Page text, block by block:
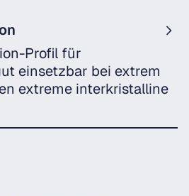
Profil für
einsetzbar bei extrem
extreme interkristalline